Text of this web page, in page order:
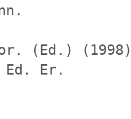
(Ed.)
Ed. Er.